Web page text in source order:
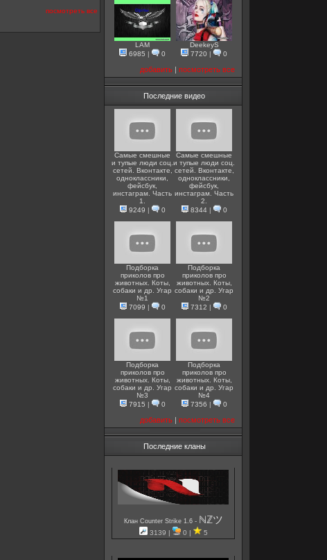
посмотреть все
LAM
6985 | 0
DeekeyS
7720 | 0
добавить | посмотреть все
Последние видео
Самые смешные
и тупые люди соц.
сетей. Вконтакте,
одноклассники,
фейсбук,
инстаграм. Часть
1.
9249 | 0
Самые смешные
и тупые люди соц.
сетей. Вконтакте,
одноклассники,
фейсбук,
инстаграм. Часть
2.
8344| 0
Подборка
приколов про
животных. Коты,
собаки и др. Угар
№1
7099 | 0
Подборка
приколов про
животных. Коты,
собаки и др. Угар
№2
7312 | 0
Подборка
приколов про
животных. Коты,
собаки и др. Угар
№3
7915 | 0
Подборка
приколов про
животных. Коты,
собаки и др. Угар
№4
7356 | 0
добавить | посмотреть все
Последние кланы
Клан Counter Strike 1.6 - ℕℤツ
3139 | 0 | 5